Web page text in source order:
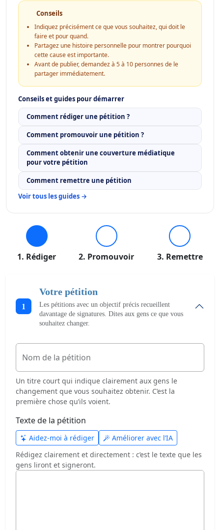
1. Rédiger 2. Promouvoir 3. Remettre
1
Votre pétition
Les pétitions avec un objectif précis recueillent
davantage de signatures. Dites aux gens ce que vous
souhaitez changer.
Nom de la pétition
Un titre court qui indique clairement aux gens le
changement que vous souhaitez obtenir. C’est la
première chose qu’ils voient.
Texte de la pétition
Aidez-moi à rédiger
Améliorer avec l’IA
Rédigez clairement et directement : c’est le texte que les
gens liront et signeront.
Conseils
Indiquez précisément ce que vous souhaitez, qui doit le
faire et pour quand.
Partagez une histoire personnelle pour montrer pourquoi
cette cause est importante.
Avant de publier, demandez à 5 à 10 personnes de le
partager immédiatement.
Conseils et guides pour démarrer
Comment rédiger une pétition ?
Comment promouvoir une pétition ?
Comment obtenir une couverture médiatique
pour votre pétition
Comment remettre une pétition
Voir tous les guides →